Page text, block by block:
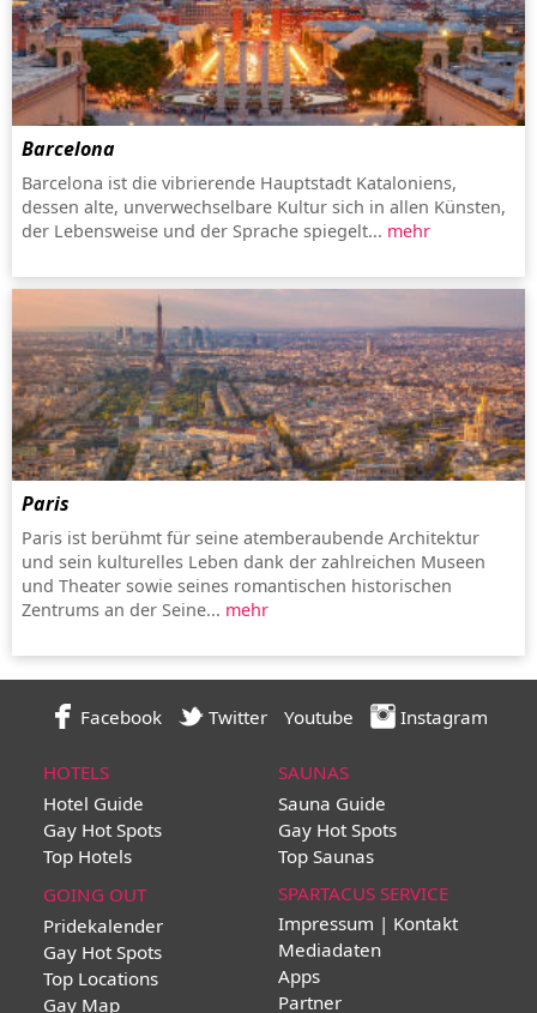
Barcelona
Barcelona ist die vibrierende Hauptstadt Kataloniens,
dessen alte, unverwechselbare Kultur sich in allen Künsten,
der Lebensweise und der Sprache spiegelt... mehr
Paris
Paris ist berühmt für seine atemberaubende Architektur
und sein kulturelles Leben dank der zahlreichen Museen
und Theater sowie seines romantischen historischen
Zentrums an der Seine... mehr
Facebook Twitter Youtube Instagram
HOTELS
Hotel Guide
Gay Hot Spots
Top Hotels
SAUNAS
Sauna Guide
Gay Hot Spots
Top Saunas
GOING OUT
Pridekalender
Gay Hot Spots
Top Locations
Gay Map
SPARTACUS SERVICE
Impressum | Kontakt
Mediadaten
Apps
Partner